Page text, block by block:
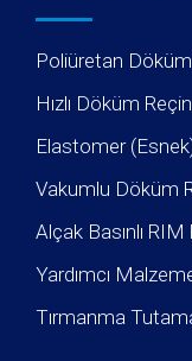
Poliüretan
Hızlı Döküm
Elastomer
Vakumlu Döküm
Alçak Basınlı
Yardımcı
Tırmanma